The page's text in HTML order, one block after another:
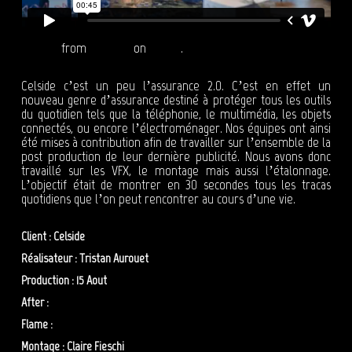
from on .
Celside c’est un peu l’assurance 2.0. C’est en effet un
nouveau genre d’assurance destiné à protéger tous les outils
du quotidien tels que la téléphonie, le multimédia, les objets
connectés, ou encore l’électroménager. Nos équipes ont ainsi
été mises à contribution afin de travailler sur l’ensemble de la
post production de leur dernière publicité. Nous avons donc
travaillé sur les VFX, le montage mais aussi l’étalonnage.
L’objectif était de montrer en 30 secondes tous les tracas
quotidiens que l’on peut rencontrer au cours d’une vie.
Client : Celside
Réalisateur : Tristan Aurouet
Production : 15 Aout
After :
Flame :
Montage : Claire Fieschi